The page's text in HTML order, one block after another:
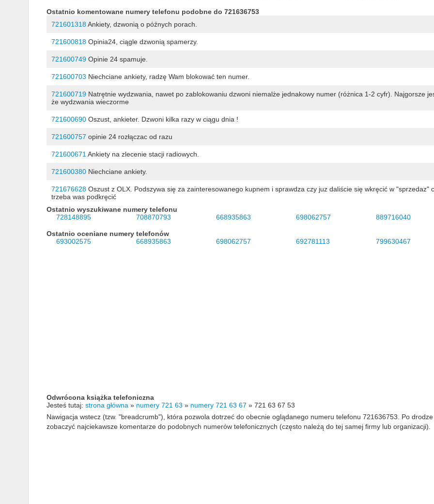
Ostatnio komentowane numery telefonu podobne do 721636753
721601318Ankiety, dzwonią o późnych porach.
721600818Opinia24, ciągle dzwonią spamerzy.
721600749Opinie 24 spamuje.
721600703 Niechciane ankiety, radzę Wam blokować ten numer.
721600719Natrętnie wydzwania, nawet po zablokowaniu dzwoni niemalże jednakowy numer (różnica 1-2 cyfr). Najgorsze
że wydzwania wieczorme
721600690Oszust, ankieter. Dzwoni kilka razy w ciągu dnia !
721600757 opinie 24 rozłączac od razu
721600671Ankiety na zlecenie stacji radiowych.
721600380Niechciane ankiety.
721676628Oszust z OLX. Podszywa się za zainteresowanego kupnem i sprawdza czy juz daliście się wkręcić w "sprzedaz"
trzeba was podkręcić
Ostatnio wyszukiwane numery telefonu
728148895
708870793 668935863 698062757 889716040
Ostatnio oceniane numery telefonów
693002575
668935863 698062757 692781113 799630467
Odwrócona książka telefoniczna
Jesteś tutaj: strona główna » numery 721 63 » numery 721 63 67 » 721 63 67 53
Nawigacja wstecz (tzw. "breadcrumb"), która pozwola dotrzeć do obecnie oglądanego numeru telefonu 721636753. Po
zobaczyć najciekawsze komentarze do podobnych numerów telefonicznych (często należą do tej samej firmy lub organizacji).